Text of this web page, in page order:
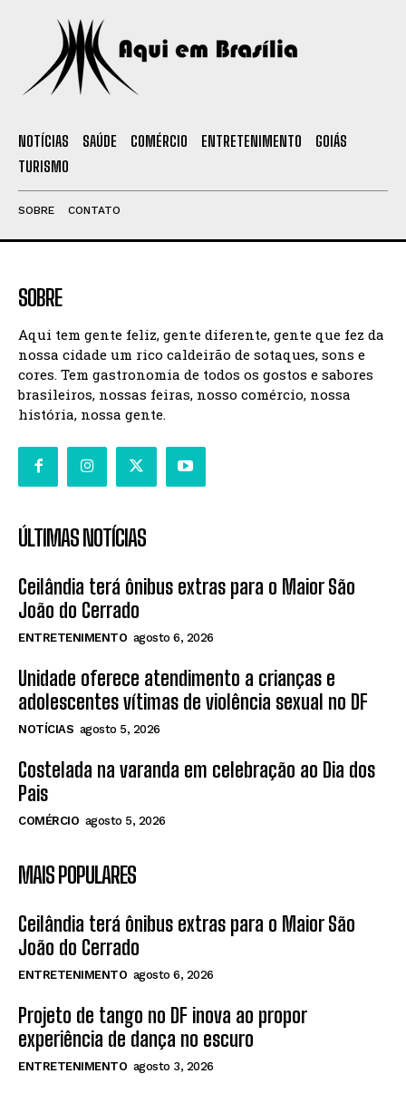
NOTÍCIAS SAÚDE COMÉRCIO ENTRETENIMENTO
GOIÁS
TURISMO
SOBRE CONTATO
SOBRE
Aqui tem gente feliz, gente diferente, gente que fez da
nossa cidade um rico caldeirão de sotaques, sons e
cores. Tem gastronomia de todos os gostos e sabores
brasileiros, nossas feiras, nosso comércio, nossa
história, nossa gente.
ÚLTIMAS NOTÍCIAS
Ceilândia terá ônibus extras para o Maior São
João do Cerrado
ENTRETENIMENTO agosto 6, 2026
Unidade oferece atendimento a crianças e
adolescentes vítimas de violência sexual no DF
NOTÍCIAS agosto 5, 2026
Costelada na varanda em celebração ao Dia dos
Pais
COMÉRCIO agosto 5, 2026
MAIS POPULARES
Ceilândia terá ônibus extras para o Maior São
João do Cerrado
ENTRETENIMENTO agosto 6, 2026
Projeto de tango no DF inova ao propor
experiência de dança no escuro
ENTRETENIMENTO agosto 3, 2026